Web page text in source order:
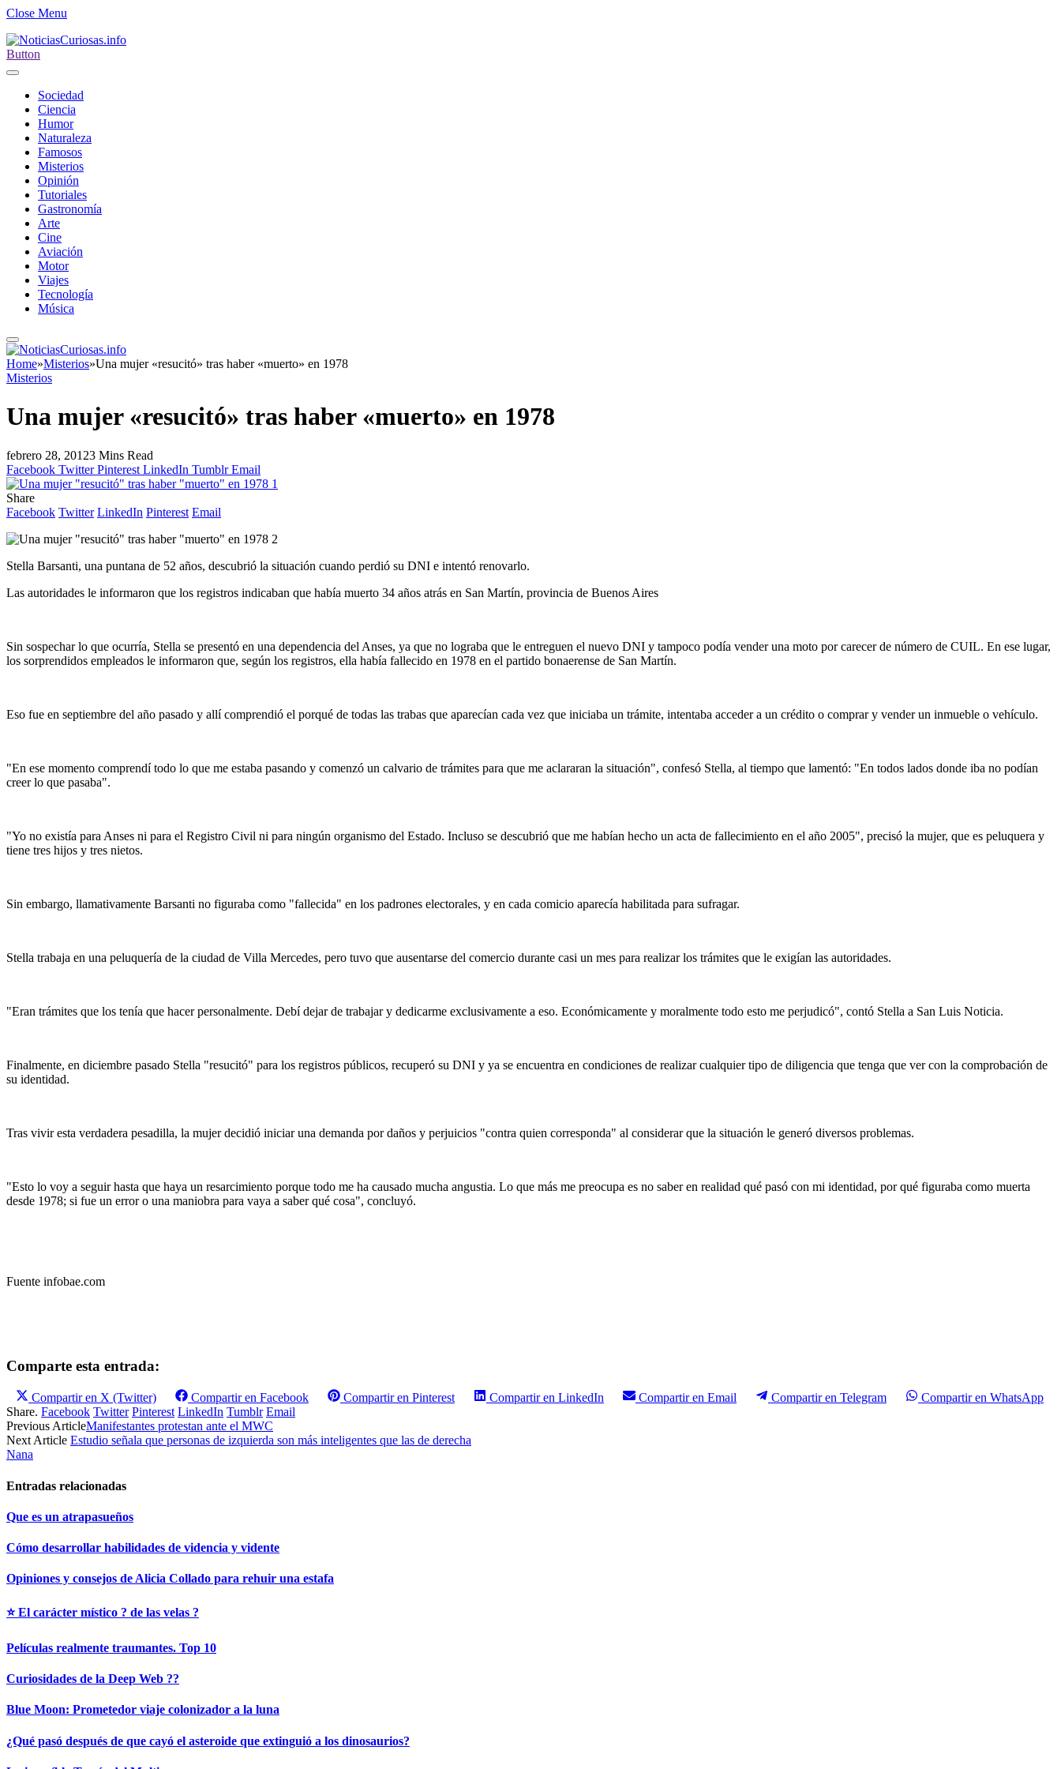
Close Menu
Button
Sociedad
Ciencia
Humor
Naturaleza
Famosos
Misterios
Opinión
Tutoriales
Gastronomía
Arte
Cine
Aviación
Motor
Viajes
Tecnología
Música
Home»Misterios»Una mujer «resucitó» tras haber «muerto» en 1978
Misterios
Una mujer «resucitó» tras haber «muerto» en 1978
febrero 28, 20123 Mins Read
Facebook Twitter Pinterest LinkedIn Tumblr Email
Share
Facebook Twitter LinkedIn Pinterest Email
Stella Barsanti, una puntana de 52 años, descubrió la situación cuando perdió su DNI e intentó renovarlo.
Las autoridades le informaron que los registros indicaban que había muerto 34 años atrás en San Martín, provincia de Buenos Aires
Sin sospechar lo que ocurría, Stella se presentó en una dependencia del Anses, ya que no lograba que le entreguen el nuevo DNI y tampoco podía vender una moto por carecer de número de CUIL. En ese lugar,
los sorprendidos empleados le informaron que, según los registros, ella había fallecido en 1978 en el partido bonaerense de San Martín.
Eso fue en septiembre del año pasado y allí comprendió el porqué de todas las trabas que aparecían cada vez que iniciaba un trámite, intentaba acceder a un crédito o comprar y vender un inmueble o vehículo.
"En ese momento comprendí todo lo que me estaba pasando y comenzó un calvario de trámites para que me aclararan la situación", confesó Stella, al tiempo que lamentó: "En todos lados donde iba no podían
creer lo que pasaba".
"Yo no existía para Anses ni para el Registro Civil ni para ningún organismo del Estado. Incluso se descubrió que me habían hecho un acta de fallecimiento en el año 2005", precisó la mujer, que es peluquera y
tiene tres hijos y tres nietos.
Sin embargo, llamativamente Barsanti no figuraba como "fallecida" en los padrones electorales, y en cada comicio aparecía habilitada para sufragar.
Stella trabaja en una peluquería de la ciudad de Villa Mercedes, pero tuvo que ausentarse del comercio durante casi un mes para realizar los trámites que le exigían las autoridades.
"Eran trámites que los tenía que hacer personalmente. Debí dejar de trabajar y dedicarme exclusivamente a eso. Económicamente y moralmente todo esto me perjudicó", contó Stella a San Luis Noticia.
Finalmente, en diciembre pasado Stella "resucitó" para los registros públicos, recuperó su DNI y ya se encuentra en condiciones de realizar cualquier tipo de diligencia que tenga que ver con la comprobación de
su identidad.
Tras vivir esta verdadera pesadilla, la mujer decidió iniciar una demanda por daños y perjuicios "contra quien corresponda" al considerar que la situación le generó diversos problemas.
"Esto lo voy a seguir hasta que haya un resarcimiento porque todo me ha causado mucha angustia. Lo que más me preocupa es no saber en realidad qué pasó con mi identidad, por qué figuraba como muerta
desde 1978; si fue un error o una maniobra para vaya a saber qué cosa", concluyó.
Fuente infobae.com
Comparte esta entrada:
Compartir en X (Twitter) Compartir en Facebook Compartir en Pinterest Compartir en LinkedIn Compartir en Email Compartir en Telegram Compartir en WhatsApp
Share. Facebook Twitter Pinterest LinkedIn Tumblr Email
Previous ArticleManifestantes protestan ante el MWC
Next Article Estudio señala que personas de izquierda son más inteligentes que las de derecha
Nana
Entradas relacionadas
Que es un atrapasueños
Cómo desarrollar habilidades de videncia y vidente
Opiniones y consejos de Alicia Collado para rehuir una estafa
⭐ El carácter místico ? de las velas ?
Películas realmente traumantes. Top 10
Curiosidades de la Deep Web ?‍?
Blue Moon: Prometedor viaje colonizador a la luna
¿Qué pasó después de que cayó el asteroide que extinguió a los dinosaurios?